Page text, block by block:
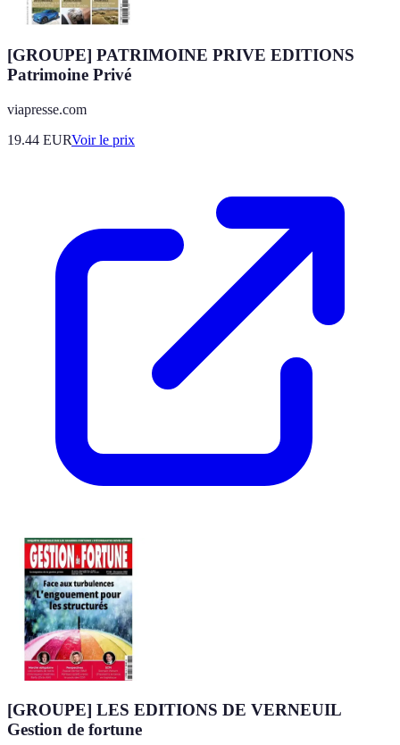
[GROUPE] PATRIMOINE PRIVE EDITIONS
Patrimoine Privé
viapresse.com
19.44 EURVoir le prix
[GROUPE] LES EDITIONS DE VERNEUIL
Gestion de fortune